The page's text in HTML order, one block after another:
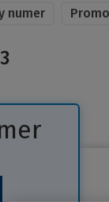
numer